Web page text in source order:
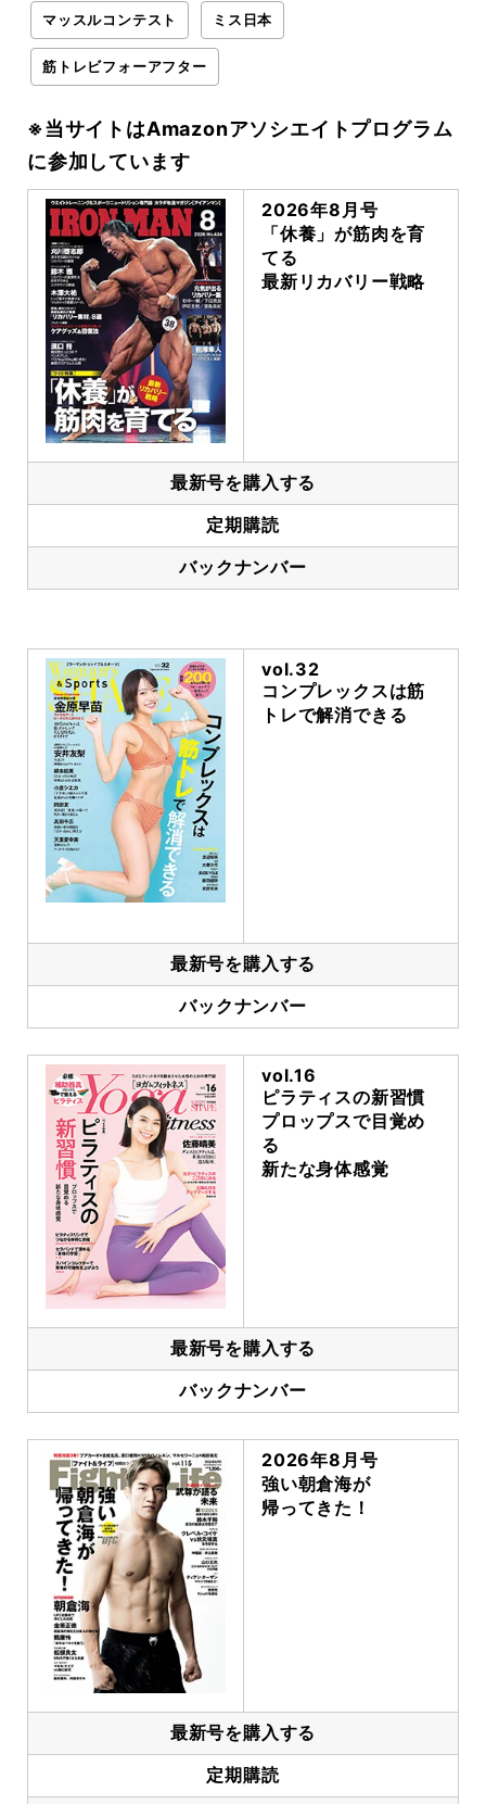
マッスルコンテスト ミス日本
筋トレビフォーアフター
※当サイトはAmazonアソシエイトプログラム
に参加しています
2026年8月号
「休養」が筋肉を育
てる
最新リカバリー戦略
最新号を購入する
定期購読
バックナンバー
vol.32
コンプレックスは筋
トレで解消できる
最新号を購入する
バックナンバー
vol.16
ピラティスの新習慣
プロップスで目覚め
る
新たな身体感覚
最新号を購入する
バックナンバー
2026年8月号
強い朝倉海が
帰ってきた！
最新号を購入する
定期購読